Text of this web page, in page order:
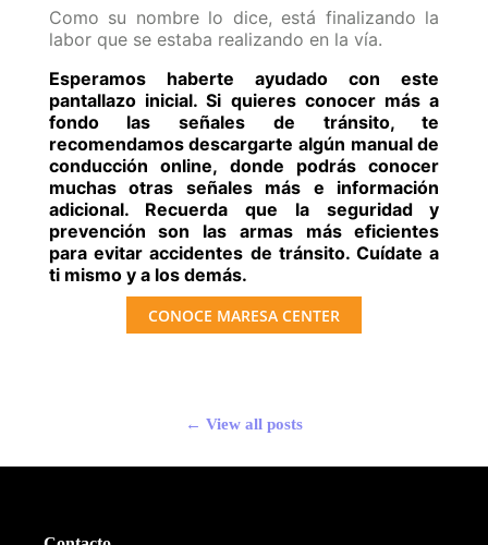
Como su nombre lo dice, está finalizando la
labor que se estaba realizando en la vía.
Esperamos haberte ayudado con este
pantallazo inicial. Si quieres conocer más a
fondo las señales de tránsito, te
recomendamos descargarte algún manual de
conducción online, donde podrás conocer
muchas otras señales más e información
adicional. Recuerda que la seguridad y
prevención son las armas más eficientes
para evitar accidentes de tránsito. Cuídate a
ti mismo y a los demás.
CONOCE MARESA CENTER
← View all posts